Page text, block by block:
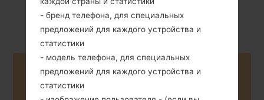
KitKat
Buy accessories on Amazon
- бренд телефона, для специальных
предложений для каждого устройства и
статистики
- модель телефона, для специальных
предложений для каждого устройства и
статистики